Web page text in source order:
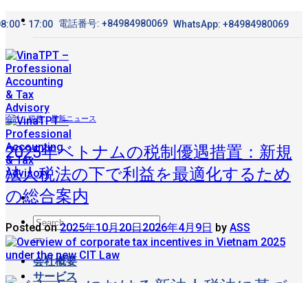
Skip
to
- 17:00 電話番号: +84984980069 WhatsApp: +84984980069
会社概要
サービス
会計・税務、最新ニュース
2025年ベトナムの税制優遇措置：新規
法人税法の下で利益を最適化するため
の総合案内
Posted on2025年10月20日2026年4月9日 by ASS